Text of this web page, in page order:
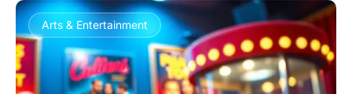
Arts & Entertainment